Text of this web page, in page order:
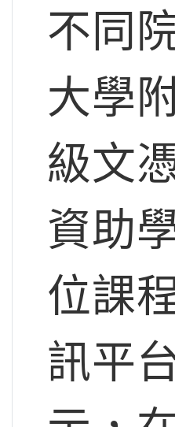
不同
大學
級文
資助
位課
訊平